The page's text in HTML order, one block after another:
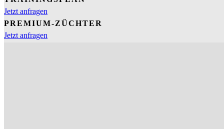
Jetzt anfragen
PREMIUM-ZÜCHTER
Jetzt anfragen